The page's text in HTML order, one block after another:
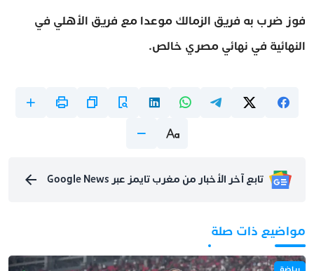
فوز ضرب به فريق الزمالك موعدا مع فريق الأهلي في
النهائية في نهائي مصري خالص.
تابع آخر الأخبار من مغرب تايمز عبر Google News
مواضيع ذات صلة